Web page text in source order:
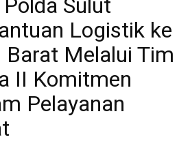
Sulut
Logistik ke
Barat Melalui Tim
II Komitmen
Pelayanan